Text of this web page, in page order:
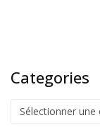
Categories